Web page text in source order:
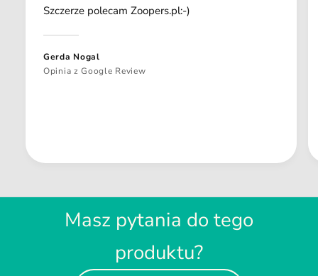
Szczerze polecam Zoopers.pl:-)
Gerda Nogal
Opinia z Google Review
Masz pytania do tego
produktu?